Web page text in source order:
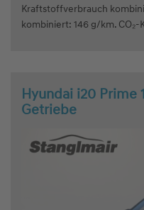
Kraftstoffverbrauch
kombiniert: 146 g/km. CO₂-
Hyundai i20 Prime
Getriebe